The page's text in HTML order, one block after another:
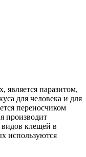
является паразитом,
для человека и для
переносчиком
производит
клещей в
используются